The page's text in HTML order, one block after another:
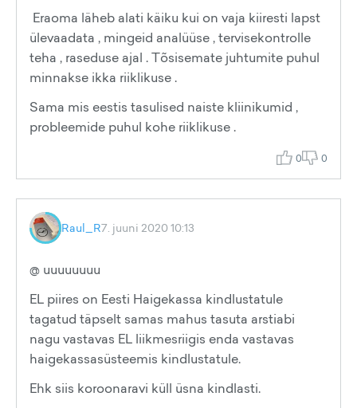
Eraoma läheb alati käiku kui on vaja kiiresti lapst
ülevaadata , mingeid analüüse , tervisekontrolle
teha , raseduse ajal . Tõsisemate juhtumite puhul
minnakse ikka riiklikuse .
Sama mis eestis tasulised naiste kliinikumid ,
probleemide puhul kohe riiklikuse .
0 0
Raul_R7. juuni 2020 10:13
@ uuuuuuuu
EL piires on Eesti Haigekassa kindlustatule
tagatud täpselt samas mahus tasuta arstiabi
nagu vastavas EL liikmesriigis enda vastavas
haigekassasüsteemis kindlustatule.
Ehk siis koroonaravi küll üsna kindlasti.